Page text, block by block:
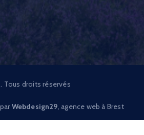
Tous droits réservés
Webdesign29 , agence web à Brest